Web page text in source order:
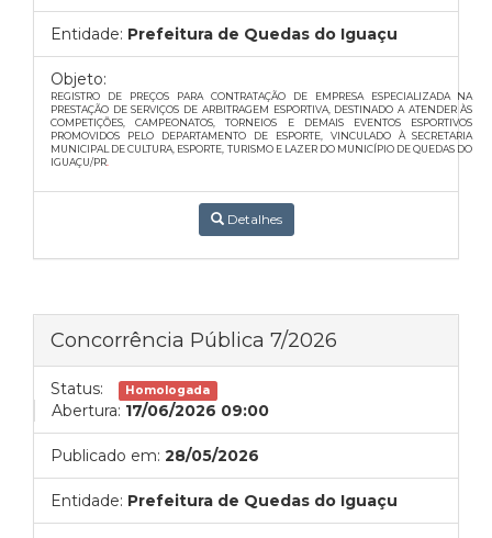
Entidade: Prefeitura de Quedas do Iguaçu
Objeto:
REGISTRO DE PREÇOS PARA CONTRATAÇÃO DE EMPRESA ESPECIALIZADA NA
PRESTAÇÃO DE SERVIÇOS DE ARBITRAGEM ESPORTIVA, DESTINADO A ATENDER ÀS
COMPETIÇÕES, CAMPEONATOS, TORNEIOS E DEMAIS EVENTOS ESPORTIVOS
PROMOVIDOS PELO DEPARTAMENTO DE ESPORTE, VINCULADO À SECRETARIA
MUNICIPAL DE CULTURA, ESPORTE, TURISMO E LAZER DO MUNICÍPIO DE QUEDAS DO
IGUAÇU/PR
Detalhes
Concorrência Pública 7/2026
Status: Homologada
Abertura: 17/06/2026 09:00
Publicado em: 28/05/2026
Entidade: Prefeitura de Quedas do Iguaçu